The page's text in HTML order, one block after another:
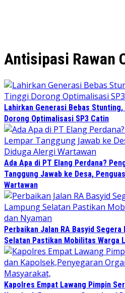
Antisipasi Rawan
Lahirkan Generasi Bebas
Dorong Optimalisasi SP3 Catin
Ada Apa di PT Elang Perdana?
Tanggung Jawab ke Desa,
Wartawan
Perbaikan Jalan RA Basyid Segera
Selatan Pastikan Mobilitas Warga
Kapolres Empat Lawang Pimpin